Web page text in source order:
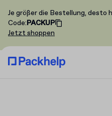
Je größer die Bestellung, desto
Code:PACKUP
Jetzt shoppen